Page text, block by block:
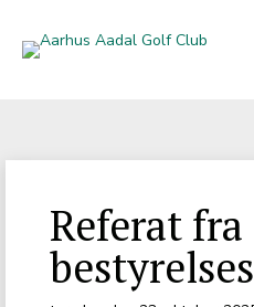
Referat fra